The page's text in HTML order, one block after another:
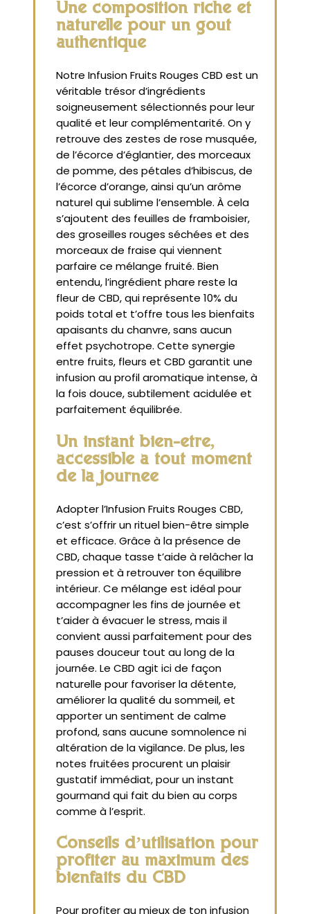
Une composition riche et
naturelle pour un goût
authentique
Notre Infusion Fruits Rouges CBD est un
véritable trésor d’ingrédients
soigneusement sélectionnés pour leur
qualité et leur complémentarité. On y
retrouve des zestes de rose musquée,
de l’écorce d’églantier, des morceaux
de pomme, des pétales d’hibiscus, de
l’écorce d’orange, ainsi qu’un arôme
naturel qui sublime l’ensemble. À cela
s’ajoutent des feuilles de framboisier,
des groseilles rouges séchées et des
morceaux de fraise qui viennent
parfaire ce mélange fruité. Bien
entendu, l’ingrédient phare reste la
fleur de CBD, qui représente 10% du
poids total et t’offre tous les bienfaits
apaisants du chanvre, sans aucun
effet psychotrope. Cette synergie
entre fruits, fleurs et CBD garantit une
infusion au profil aromatique intense, à
la fois douce, subtilement acidulée et
parfaitement équilibrée.
Un instant bien-être,
accessible à tout moment
de la journée
Adopter l’Infusion Fruits Rouges CBD,
c’est s’offrir un rituel bien-être simple
et efficace. Grâce à la présence de
CBD, chaque tasse t’aide à relâcher la
pression et à retrouver ton équilibre
intérieur. Ce mélange est idéal pour
accompagner les fins de journée et
t’aider à évacuer le stress, mais il
convient aussi parfaitement pour des
pauses douceur tout au long de la
journée. Le CBD agit ici de façon
naturelle pour favoriser la détente,
améliorer la qualité du sommeil, et
apporter un sentiment de calme
profond, sans aucune somnolence ni
altération de la vigilance. De plus, les
notes fruitées procurent un plaisir
gustatif immédiat, pour un instant
gourmand qui fait du bien au corps
comme à l’esprit.
Conseils d’utilisation pour
profiter au maximum des
bienfaits du CBD
Pour profiter au mieux de ton infusion